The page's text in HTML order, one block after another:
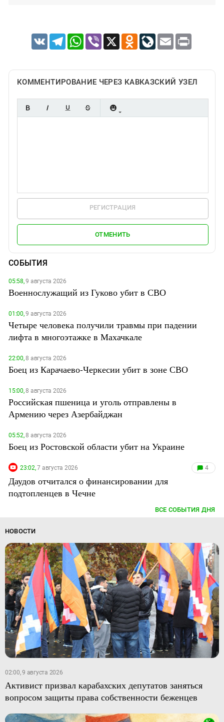
VK TelegramWhatsApp
Viber X Odnoklassniki
LiveJournal
Email Print
КОММЕНТИРОВАНИЕ ЧЕРЕЗ КАВКАЗСКИЙ УЗЕЛ
РЕГИСТРАЦИЯ
ОТМЕНИТЬ
СОБЫТИЯ
05:58,9 августа 2026
Военнослужащий из Гуково убит в СВО
01:00,9 августа 2026
Четыре человека получили травмы при падении
лифта в многоэтажке в Махачкале
22:00,8 августа 2026
Боец из Карачаево-Черкесии убит в зоне СВО
15:00,8 августа 2026
Российская пшеница и уголь отправлены в
Армению через Азербайджан
05:52,8 августа 2026
Боец из Ростовской области убит на Украине
23:02,7 августа 2026 4
Даудов отчитался о финансировании для
подтопленцев в Чечне
ВСЕ СОБЫТИЯ ДНЯ
НОВОСТИ
02:00, 9 августа 2026
Активист призвал карабахских депутатов заняться
вопросом защиты права собственности беженцев